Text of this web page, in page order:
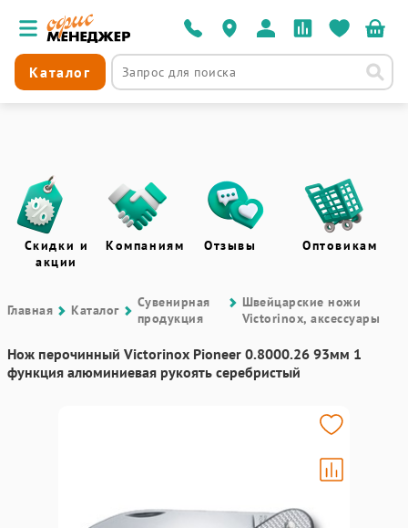
Каталог
Скидки и
акции
Компаниям Отзывы Оптовикам
Главная Каталог
Сувенирная
продукция
Швейцарские ножи
Victorinox, аксессуары
Нож перочинный Victorinox Pioneer 0.8000.26 93мм 1
функция алюминиевая рукоять серебристый